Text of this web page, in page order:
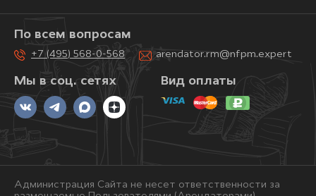
Мы в соц. сетях
По всем вопросам
+7 (495) 568-0-568 arendator.rm@nfpm.expert
Вид оплаты
Администрация Сайта не несет ответственности за